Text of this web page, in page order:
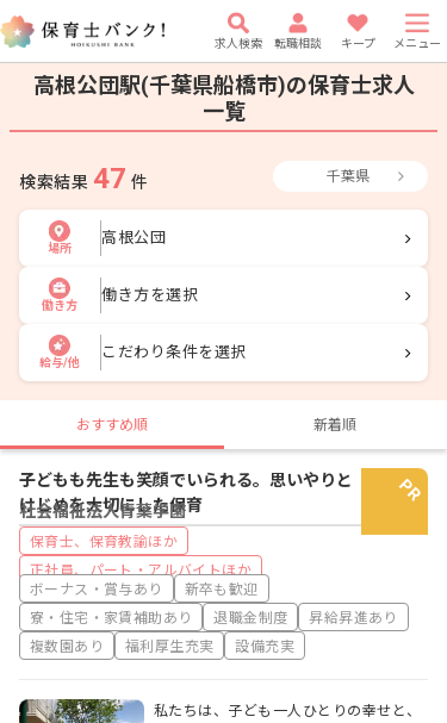
求人検索 転職相談 キープ メニュー
高根公団駅(千葉県船橋市)の保育士求人
一覧
検索結果 47 件 千葉県
場所
高根公団
働き方
働き方を選択
給与/他
こだわり条件を選択
おすすめ順 新着順
社会福祉法人青葉学園
保育士、保育教諭ほか
正社員、パート・アルバイトほか
子どもも先生も笑顔でいられる。思いやりと
けじめを大切にした保育
ボーナス・賞与あり
新卒も歓迎
寮・住宅・家賃補助あり
退職金制度
昇給昇進あり
複数園あり
福利厚生充実 設備充実
私たちは、子ども一人ひとりの幸せと、